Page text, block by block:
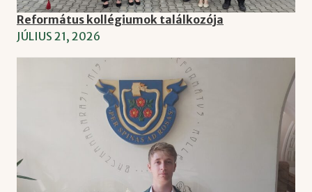
Református kollégiumok találkozója
JÚLIUS 21, 2026